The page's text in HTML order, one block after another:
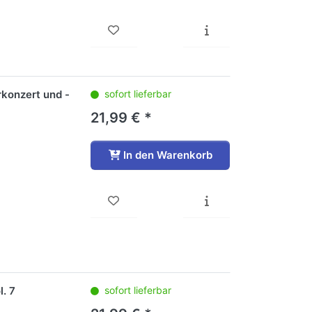
und - sofort lieferbar
21,99 € *
In den Warenkorb
7 sofort lieferbar